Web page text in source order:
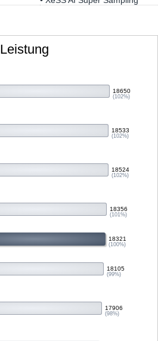
Leistung
18650
(102%)
18533
(102%)
18524
(102%)
18356
(101%)
18321
(100%)
18105
(99%)
17906
(98%)